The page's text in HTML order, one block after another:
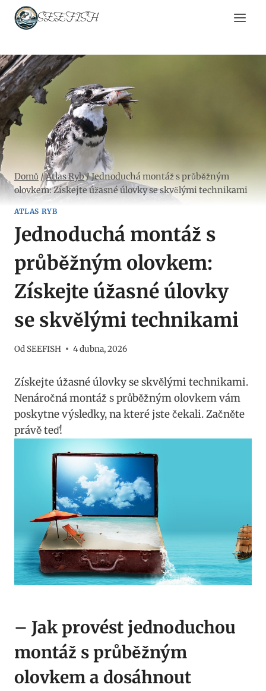
Přeskočit
SEEFISH
Domů /Atlas Ryb/Jednoduchá montáž s průběžným
olovkem: Získejte úžasné úlovky se skvělými technikami
ATLAS RYB
Jednoduchá montáž s
průběžným olovkem:
Získejte úžasné úlovky
se skvělými technikami
Od SEEFISH 4 dubna, 2026
Získejte úžasné úlovky se skvělými ​technikami.
Nenáročná montáž s ⁢průběžným olovkem vám
poskytne​ výsledky, na které jste čekali. Začněte
právě teď!
– Jak provést jednoduchou
montáž s průběžným
olovkem a dosáhnout